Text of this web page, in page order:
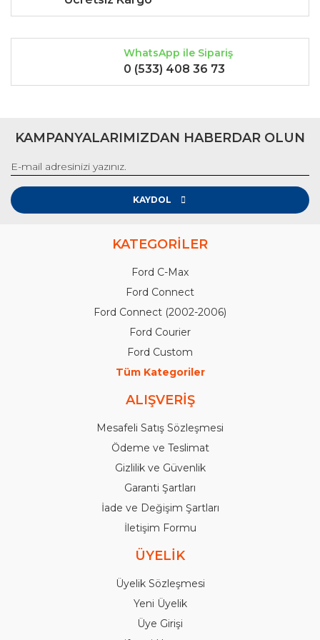
WhatsApp ile Sipariş
0 (533) 408 36 73
KAMPANYALARIMIZDAN HABERDAR OLUN
KAYDOL
KATEGORİLER
Ford C-Max
Ford Connect
Ford Connect (2002-2006)
Ford Courier
Ford Custom
Tüm Kategoriler
ALIŞVERİŞ
Mesafeli Satış Sözleşmesi
Ödeme ve Teslimat
Gizlilik ve Güvenlik
Garanti Şartları
İade ve Değişim Şartları
İletişim Formu
ÜYELİK
Üyelik Sözleşmesi
Yeni Üyelik
Üye Girişi